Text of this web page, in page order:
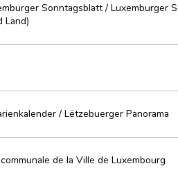
Sonntagsblatt / Luxemburger
Land)
/ Lëtzebuerger Panorama
de la Ville de Luxembourg